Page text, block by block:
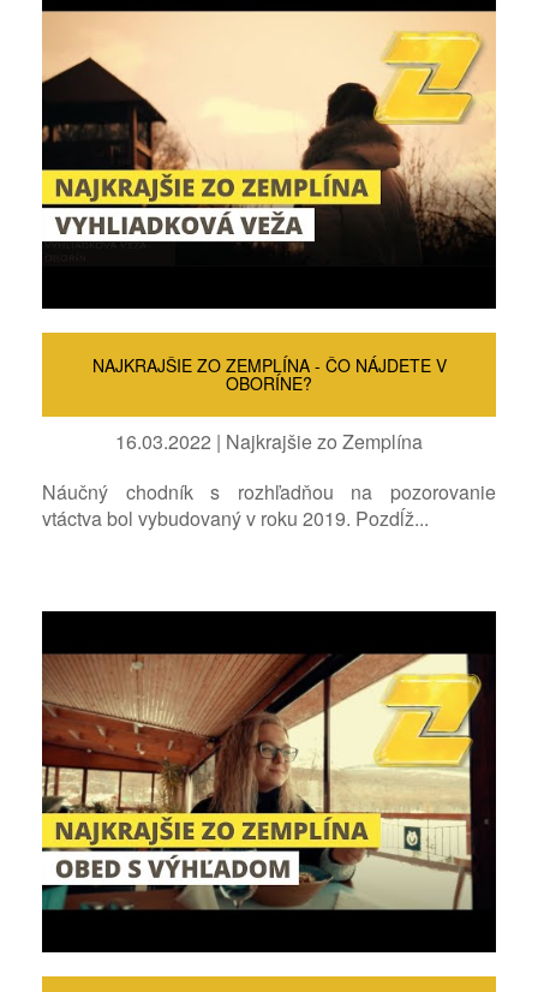
NAJKRAJŠIE ZO ZEMPLÍNA - ČO NÁJDETE V
OBORÍNE?
16.03.2022 | Najkrajšie zo Zemplína
Náučný chodník s rozhľadňou na pozorovanie
vtáctva bol vybudovaný v roku 2019. Pozdĺž...